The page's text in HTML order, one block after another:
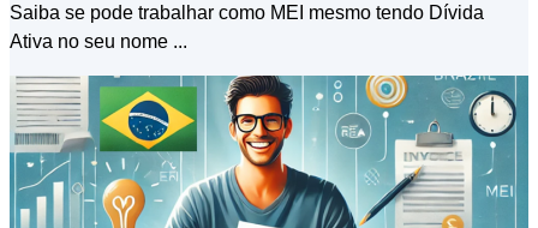
Saiba se pode trabalhar como MEI mesmo tendo Dívida
Ativa no seu nome ...